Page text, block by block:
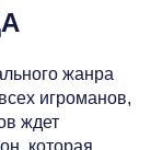
жанра
игроманов,
ждет
которая